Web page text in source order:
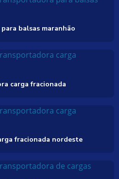
balsas maranhão
carga fracionada
fracionada nordeste